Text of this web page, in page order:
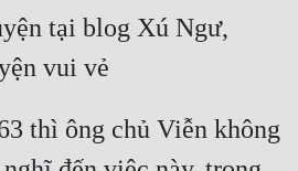
tại blog Xú Ngư,
thì ông chủ Viễn không